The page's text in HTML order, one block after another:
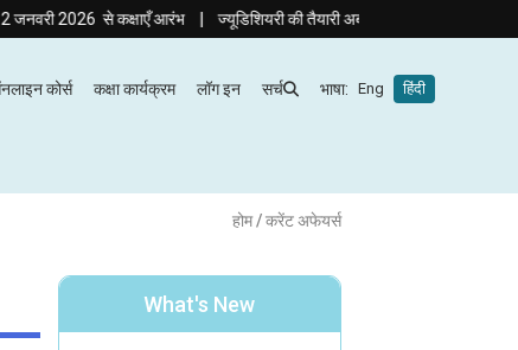
से कक्षाएँ आरंभ|ज्यूडिशियरी की तैयारी अब हिंदी माध्यम में! दृष्टि ज्यूडिशियरी
कोर्स कक्षा कार्यक्रम लॉग इन सर्च भाषा: Eng हिंदी
होम/ करेंट अफेयर्स
What's New